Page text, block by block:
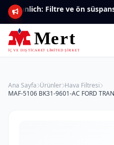
Ana Sayfa Ürünler Hava Filtresi